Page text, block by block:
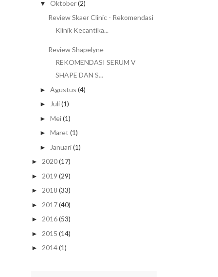
▼ Oktober(2)
Review Skaer Clinic - Rekomendasi
Klinik Kecantika...
Review Shapelyne -
REKOMENDASI SERUM V
SHAPE DAN S...
► Agustus (4)
► Juli(1)
► Mei(1)
► Maret (1)
► Januari(1)
► 2020(17)
► 2019 (29)
► 2018 (33)
► 2017(40)
► 2016(53)
► 2015 (14)
► 2014(1)